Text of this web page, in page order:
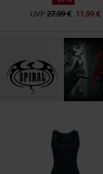
UVP 27,99 € 11,99 €